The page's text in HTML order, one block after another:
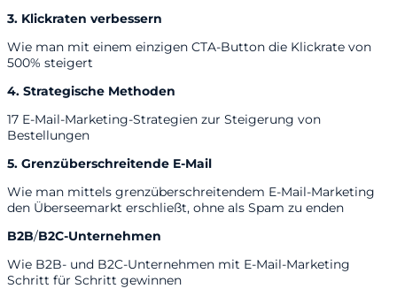
3. Klickraten verbessern
Wie man mit einem einzigen CTA-Button die Klickrate von
500% steigert
4. Strategische Methoden
17 E-Mail-Marketing-Strategien zur Steigerung von
Bestellungen
5. Grenzüberschreitende E-Mail
Wie man mittels grenzüberschreitendem E-Mail-Marketing
den Überseemarkt erschließt, ohne als Spam zu enden
B2B/B2C-Unternehmen
Wie B2B- und B2C-Unternehmen mit E-Mail-Marketing
Schritt für Schritt gewinnen